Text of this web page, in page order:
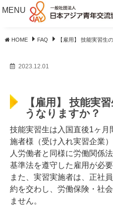
HOME FAQ 【雇用】 技能実習生
2023.12.01
【雇用】 技能実
うなりますか？
技能実習生は入国直後1ヶ月
施者様（受け入れ実習企業
人労働者と同様に労働関係
基準法を遵守した雇用が必要
また、実習実施者は、正社
約を交わし、労働保険・社
ません。
MENU